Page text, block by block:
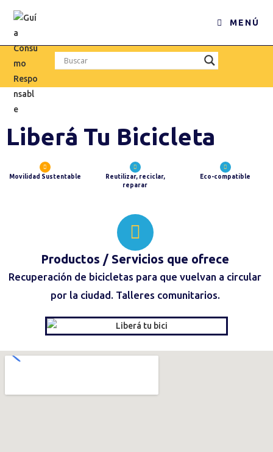
MENÚ
Liberá Tu Bicicleta
Movilidad Sustentable
Reutilizar, reciclar,
reparar
Eco-compatible
Productos / Servicios que ofrece
Recuperación de bicicletas para que vuelvan a circular
por la ciudad. Talleres comunitarios.